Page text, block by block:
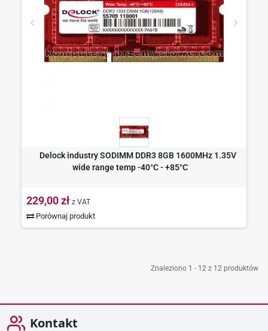
Delock industry SODIMM DDR3 8GB 1600MHz 1.35V
wide range temp -40°C - +85°C
229,00 zł z VAT
Porównaj produkt
Znaleziono 1 - 12 z 12 produktów
Kontakt